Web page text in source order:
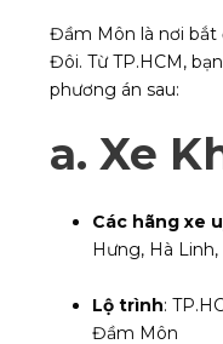
Đầm Môn là nơi bắt
Đôi. Từ TP.HCM,
phương án sau:
a. Xe
Các hãng xe
Hưng, Hà Linh,
Lộ trình:
Đầm Môn